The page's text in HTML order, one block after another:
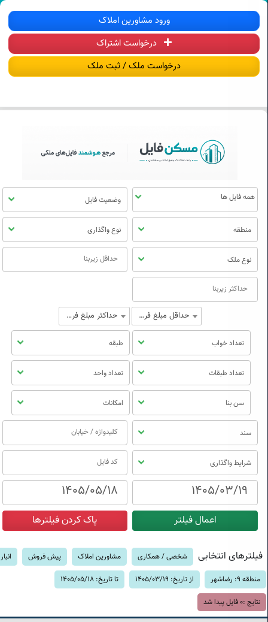
مسکن فایل | خرید، فروش، رهن و اجاره
ورود مشاورین املاک
درخواست اشتراک
درخواست ملک / ثبت ملک
مسکن
فایل
وضعیت فایل
منطقه نوع واگذاری
نوع ملک
حداقل مبلغ فروش حداکثر مبلغ فروش
تعداد خواب طبقه
تعداد طبقات تعداد واحد
سن بنا امکانات
سند
شرایط واگذاری
فیلترهای انتخابی شخصی / همکاری مشاورین املاک پیش فروش انبار
منطقه 9: رضاشهر از تاریخ: 1405/03/19 تا تاریخ: 1405/05/18
نتایج :0 فایل پیدا شد